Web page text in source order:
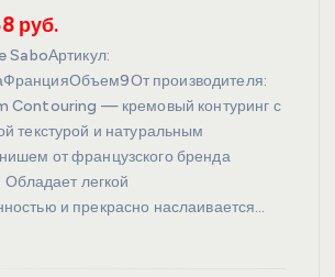
руб.
SaboАртикул:
производителя:
Contouring — кремовый контуринг с
текстурой и натуральным
от французского бренда
легкой
и прекрасно наслаивается…